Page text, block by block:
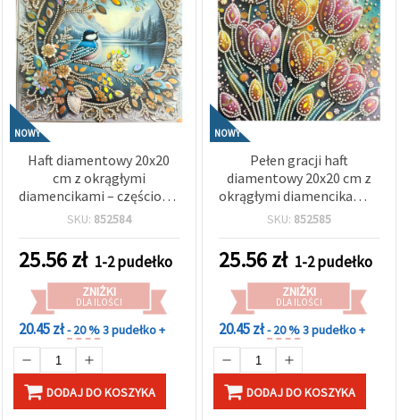
NOWY
Haft diamentowy 20x20
cm z okrągłymi
diamencikami – częściowe
wyklejanie „Niebieski
ramką LT-035
SKU: 852584
25.56zł 1-2 pudełko
ZNIŻKI
DLA ILOŚCI
20.45 zł- 20 %3 pudełko +
DODAJ DO KOSZYKA
NOWY
Pełen gracji haft
diamentowy 20x20 cm z
okrągłymi diamencikami –
częściowe wyklejanie
eleganckiej ramce LT-036
SKU: 852585
25.56zł 1-2 pudełko
ZNIŻKI
DLA ILOŚCI
20.45 zł- 20 %3 pudełko +
DODAJ DO KOSZYKA